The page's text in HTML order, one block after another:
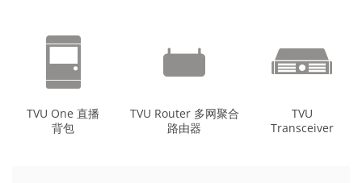
TVU One 直播
背包
TVU Router 多网聚合
路由器
TVU
Transceiver